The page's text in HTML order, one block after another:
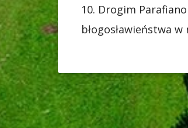
10. Drogim
błogosławieństwa